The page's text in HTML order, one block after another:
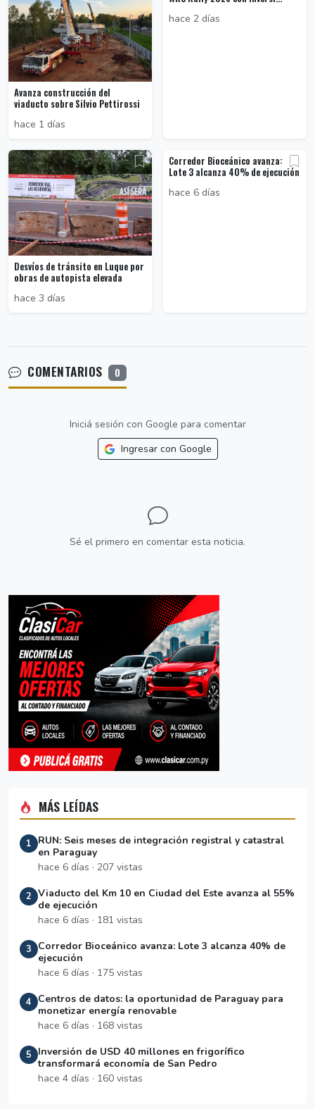
Avanza construcción del
viaducto sobre Silvio Pettirossi
hace 1 días
hace 2 días
Desvíos de tránsito en Luque por
obras de autopista elevada
hace 3 días
Corredor Bioceánico avanza:
Lote 3 alcanza 40% de ejecución
hace 6 días
COMENTARIOS 0
Iniciá sesión con Google para comentar
Ingresar con Google
Sé el primero en comentar esta noticia.
MÁS LEÍDAS
1
RUN: Seis meses de integración registral y catastral
en Paraguay
hace 6 días · 207 vistas
2 Viaducto del Km 10 en Ciudad del Este avanza al 55%
de ejecución
hace 6 días · 181 vistas
3
Corredor Bioceánico avanza: Lote 3 alcanza 40% de
ejecución
hace 6 días · 175 vistas
4
Centros de datos: la oportunidad de Paraguay para
monetizar energía renovable
hace 6 días · 168 vistas
5
Inversión de USD 40 millones en frigorífico
transformará economía de San Pedro
hace 4 días · 160 vistas